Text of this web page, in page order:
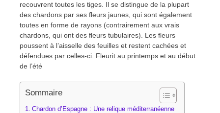
recouvrent toutes les tiges. Il se distingue de la plupart
des chardons par ses fleurs jaunes, qui sont également
toutes en forme de rayons (contrairement aux vrais
chardons, qui ont des fleurs tubulaires). Les fleurs
poussent à l’aisselle des feuilles et restent cachées et
défendues par celles-ci. Fleurit au printemps et au début
de l’été
Sommaire
Chardon d’Espagne : Une relique méditerranéenne